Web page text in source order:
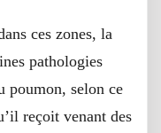
ces zones, la
pathologies
poumon, selon ce
reçoit venant des